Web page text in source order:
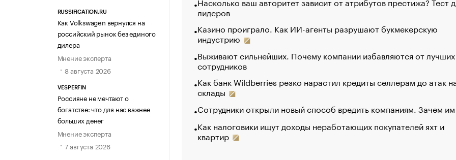
RUSSIFICATION.RU
Как Volkswagen вернулся на
российский рынок без единого
дилера
Мнение эксперта
8 августа 2026
VESPERFIN
Россияне не мечтают о
богатстве: что для нас важнее
больших денег
Мнение эксперта
7 августа 2026
лидеров
Казино проиграло. Как ИИ-агенты разрушают букмекерскую
индустрию
Выживают сильнейших. Почему компании избавляются от лучших
сотрудников
Как банк Wildberries резко нарастил кредиты селлерам до атак
склады
Сотрудники открыли новый способ вредить компаниям. Зачем
Как налоговики ищут доходы неработающих покупателей яхт и
квартир